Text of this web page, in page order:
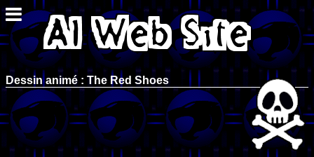
Dessin animé : The Red Shoes